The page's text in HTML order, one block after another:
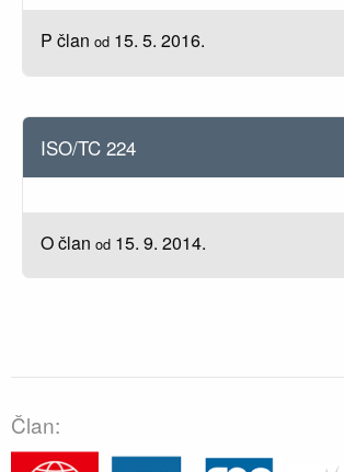
P član od 15. 5. 2016.
ISO/TC 224
O član od 15. 9. 2014.
Član: